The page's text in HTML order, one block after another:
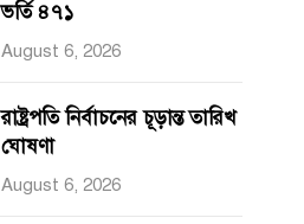
ভর্তি ৪৭১
August 6, 2026
রাষ্ট্রপতি নির্বাচনের চূড়ান্ত তারিখ
ঘোষণা
August 6, 2026